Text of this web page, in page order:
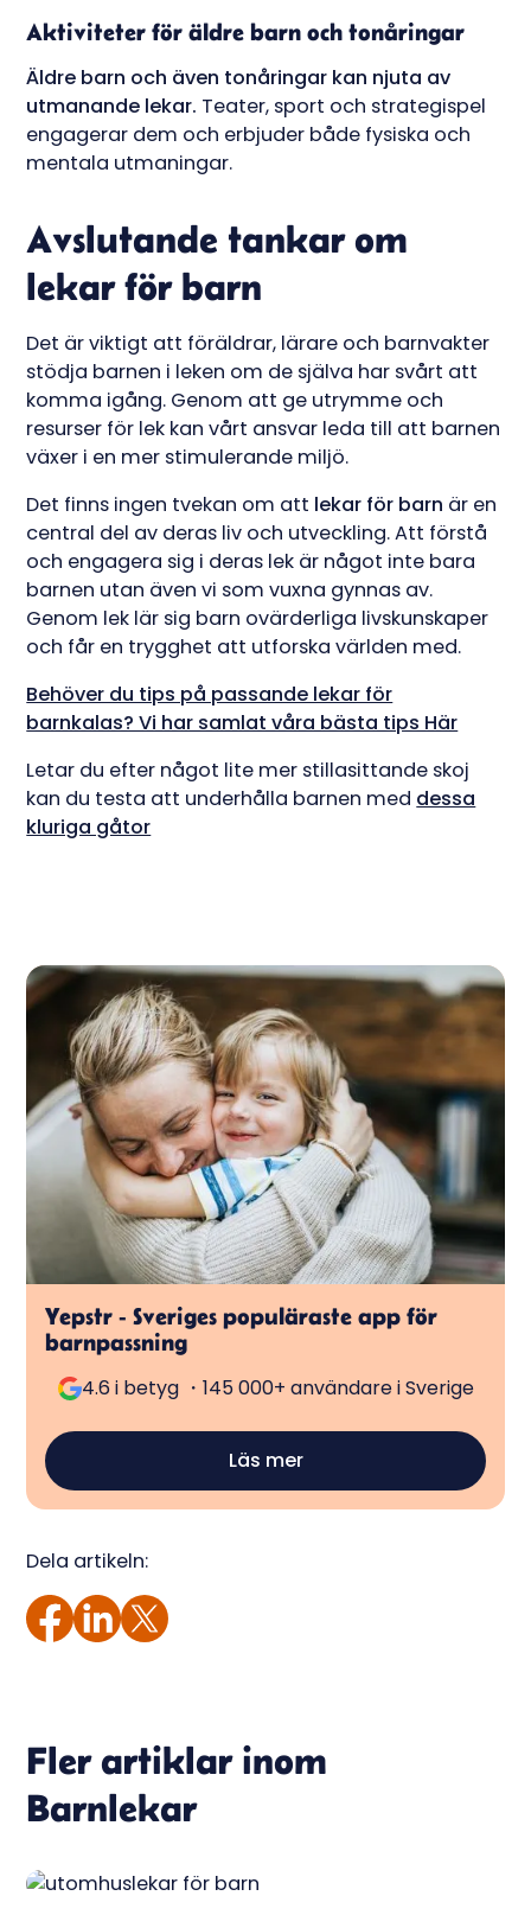
Aktiviteter för äldre barn och tonåringar
Äldre barn och även tonåringar kan njuta av
utmanande lekar. Teater, sport och strategispel
engagerar dem och erbjuder både fysiska och
mentala utmaningar.
Avslutande tankar om
lekar för barn
Det är viktigt att föräldrar, lärare och barnvakter
stödja barnen i leken om de själva har svårt att
komma igång. Genom att ge utrymme och
resurser för lek kan vårt ansvar leda till att barnen
växer i en mer stimulerande miljö.
Det finns ingen tvekan om att lekar för barn är en
central del av deras liv och utveckling. Att förstå
och engagera sig i deras lek är något inte bara
barnen utan även vi som vuxna gynnas av.
Genom lek lär sig barn ovärderliga livskunskaper
och får en trygghet att utforska världen med.
Behöver du tips på passande lekar för
barnkalas? Vi har samlat våra bästa tips Här
Letar du efter något lite mer stillasittande skoj
kan du testa att underhålla barnen med dessa
kluriga gåtor
Yepstr - Sveriges populäraste app för
barnpassning
4.6 i betyg ・145 000+ användare i Sverige
Läs mer
Dela artikeln:
Fler artiklar inom
Barnlekar